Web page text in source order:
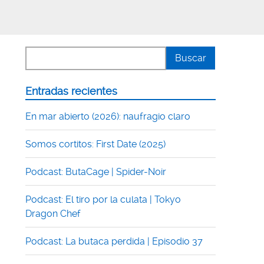
Entradas recientes
En mar abierto (2026): naufragio claro
Somos cortitos: First Date (2025)
Podcast: ButaCage | Spider-Noir
Podcast: El tiro por la culata | Tokyo
Dragon Chef
Podcast: La butaca perdida | Episodio 37